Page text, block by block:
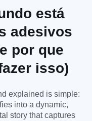
adesivos
um clique de
está
adesivos
por que
isso)
explained is simple:
into a dynamic,
story that captures